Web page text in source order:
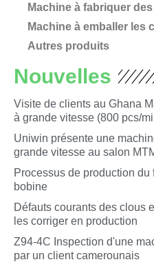
Machine à fabriquer
Machine à emballer les
Autres produits
Nouvelles
Visite de clients au Ghana
à grande vitesse (800 pcs/
Uniwin présente une
grande vitesse au salon
Processus de production
bobine
Défauts courants des clous
les corriger en production
Z94-4C Inspection d'une
par un client camerounais